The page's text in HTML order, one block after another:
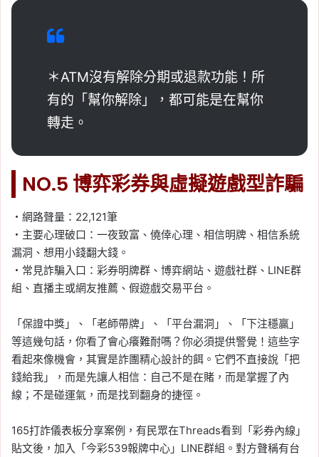
＊ATM沒有解除分期或退款功能！所
有的「幫你解除」，都可能是在幫你
轉走。
NO.5 博弈彩券與虛擬遊戲型詐騙
・網路聲量：22,121筆
・主要心理破口：一夜致富、僥倖心理、相信明牌、相信系統
漏洞、想用小錢翻大錢。
・常見詐騙入口：彩券明牌群、博弈網站、遊戲社群、LINE群
組、直播主或網友推薦、假遊戲交易平台。
「保證中獎」、「老師帶牌」、「平台漏洞」、「下注穩贏」
等這幾句話，你看了會心癢難耐嗎？你必須提供警覺！這些字
看起來像機會，其實是詐團精心設計的餌。它們不直接說「把
錢給我」，而是先讓人相信：自己不是在賭，而是掌握了內
線；不是碰運氣，而是找到翻身的捷徑。
165打詐儀表板分享案例，有民眾在Threads看到「彩券內線」
貼文後，加入「今彩539報牌中心」LINE群組。對方聲稱有台